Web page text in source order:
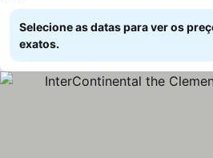
Selecione as datas para ver os
exatos.